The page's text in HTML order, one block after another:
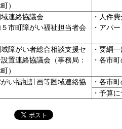
）
連絡協議会
５市町障がい福祉担当者会
・人件
・アパ
障がい者総合相談支援セ
置連絡協議会（事務局：
）
・要綱
・各市
い福祉計画等圏域連絡協
・各市
・予算